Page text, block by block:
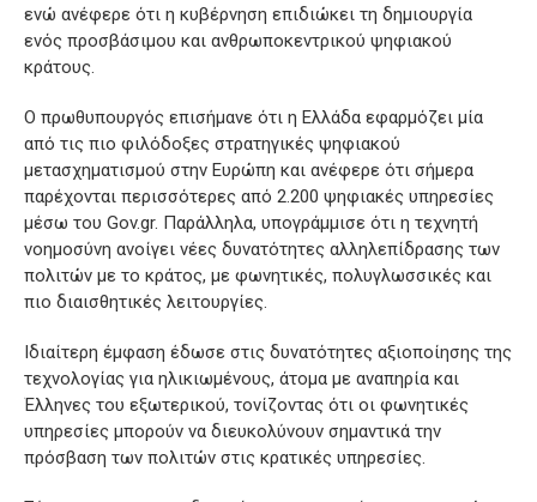
ενώ ανέφερε ότι η κυβέρνηση επιδιώκει τη δημιουργία
ενός προσβάσιμου και ανθρωποκεντρικού ψηφιακού
κράτους.
Ο πρωθυπουργός επισήμανε ότι η Ελλάδα εφαρμόζει μία
από τις πιο φιλόδοξες στρατηγικές ψηφιακού
μετασχηματισμού στην Ευρώπη και ανέφερε ότι σήμερα
παρέχονται περισσότερες από 2.200 ψηφιακές υπηρεσίες
μέσω του Gov.gr. Παράλληλα, υπογράμμισε ότι η τεχνητή
νοημοσύνη ανοίγει νέες δυνατότητες αλληλεπίδρασης των
πολιτών με το κράτος, με φωνητικές, πολυγλωσσικές και
πιο διαισθητικές λειτουργίες.
Ιδιαίτερη έμφαση έδωσε στις δυνατότητες αξιοποίησης της
τεχνολογίας για ηλικιωμένους, άτομα με αναπηρία και
Έλληνες του εξωτερικού, τονίζοντας ότι οι φωνητικές
υπηρεσίες μπορούν να διευκολύνουν σημαντικά την
πρόσβαση των πολιτών στις κρατικές υπηρεσίες.